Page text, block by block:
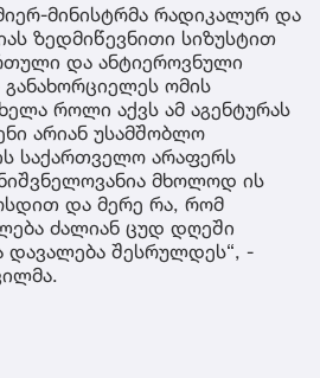
მინისტრმა რადიკალურ და
ზედმიწევნითი სიზუსტით
და ანტიეროვნული
ომის
როლი აქვს ამ აგენტურას
არიან უსამშობლო
საქართველო არაფერს
მხოლოდ ის
და მერე რა, რომ
ძალიან ცუდ დღეში
დავალება შესრულდეს“, -